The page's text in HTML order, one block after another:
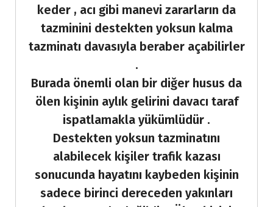
keder , acı gibi manevi zararların da
tazminini destekten yoksun kalma
tazminatı davasıyla beraber açabilirler
.
Burada önemli olan bir diğer husus da
ölen kişinin aylık gelirini davacı taraf
ispatlamakla yükümlüdür .
Destekten yoksun tazminatını
alabilecek kişiler trafik kazası
sonucunda hayatını kaybeden kişinin
sadece birinci dereceden yakınları